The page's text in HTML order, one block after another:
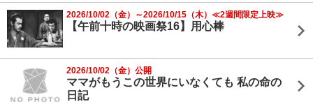
2026/10/02（金）～2026/10/15（木）≪2週間限定上映≫
【午前十時の映画祭16】用心棒
2026/10/02（金）公開
ママがもうこの世界にいなくても 私の命の
日記